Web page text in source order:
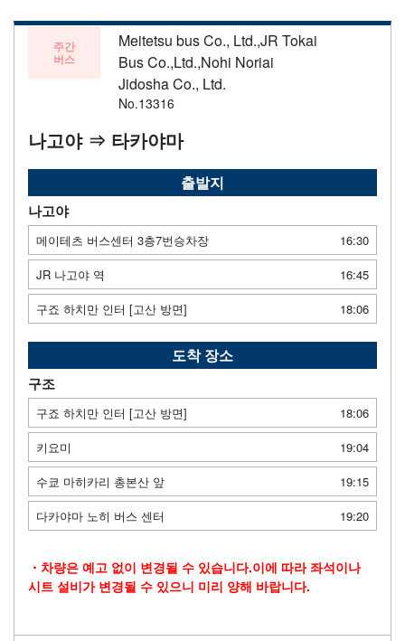
주간
버스
Meitetsu bus Co., Ltd.,JR Tokai
Bus Co.,Ltd.,Nohi Noriai
Jidosha Co., Ltd.
No.13316
나고야 ⇒ 타카야마
출발지
나고야
메이테츠 버스센터 3층7번승차장
16:30
JR 나고야 역
16:45
구죠 하치만 인터 [고산 방면]
18:06
도착 장소
구조
구죠 하치만 인터 [고산 방면]
18:06
키요미
19:04
수쿄 마히카리 총본산 앞
19:15
다카야마 노히 버스 센터
19:20
・차량은 예고 없이 변경될 수 있습니다.이에 따라 좌석이나
시트 설비가 변경될 수 있으니 미리 양해 바랍니다.